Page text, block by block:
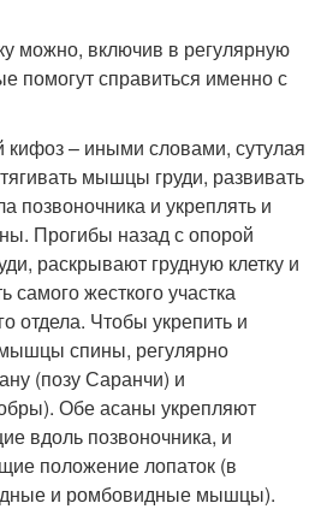
можно, включив в регулярную
помогут справиться именно с
кифоз – иными словами, сутулая
мышцы груди, развивать
позвоночника и укреплять и
Прогибы назад с опорой
раскрывают грудную клетку и
жесткого участка
отдела. Чтобы укрепить и
спины, регулярно
(позу Саранчи) и
Обе асаны укрепляют
вдоль позвоночника, и
положение лопаток (в
и ромбовидные мышцы).